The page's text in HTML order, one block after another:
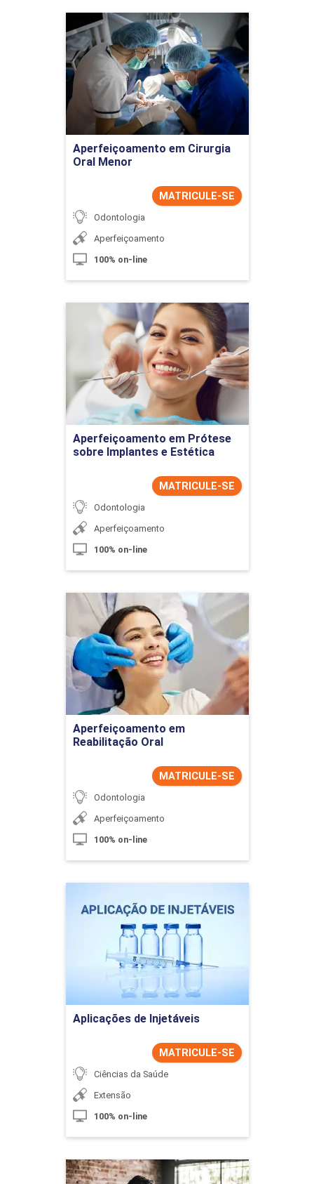
Aperfeiçoamento em Cirurgia
Oral Menor
MATRICULE-SE
Odontologia
Aperfeiçoamento
100% on-line
Aperfeiçoamento em
Cirurgia Oral Menor
Detalhes do curso
Ir para Inscrição
Aperfeiçoamento em Prótese
sobre Implantes e Estética
MATRICULE-SE
Odontologia
Aperfeiçoamento
100% on-line
Aperfeiçoamento em
Prótese sobre Implantes e
Estética
Detalhes do curso
Aperfeiçoamento em
Reabilitação Oral
MATRICULE-SE
Odontologia
Aperfeiçoamento
100% on-line
Aperfeiçoamento em
Reabilitação Oral
Detalhes do curso
Ir para Inscrição
Aplicações de Injetáveis
MATRICULE-SE
Ciências da Saúde
Extensão
100% on-line
Aplicações de Injetáveis
Detalhes do curso
Ir para Inscrição
Arquitetura e Urbanismo